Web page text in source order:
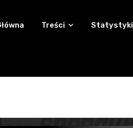
Treści Statystyki